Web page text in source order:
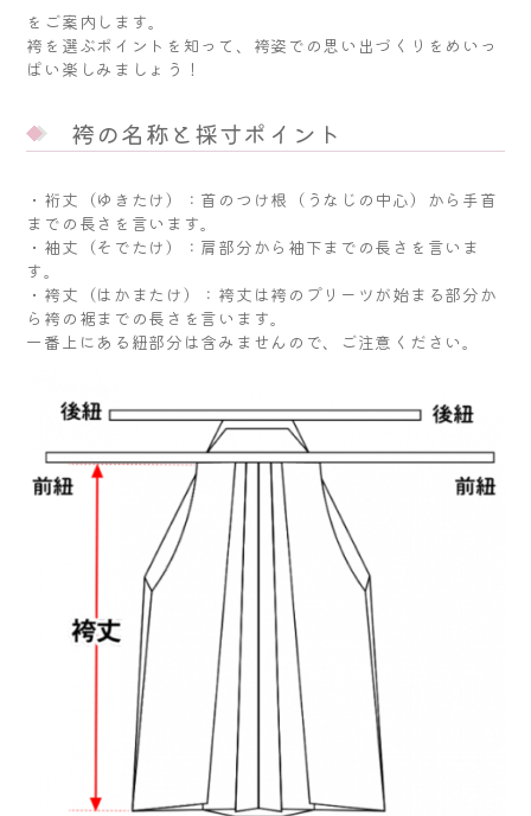
をご案内します。
袴を選ぶポイントを知って、袴姿での思い出づくりをめいっ
ぱい楽しみましょう！
袴の名称と採寸ポイント
・裄丈（ゆきたけ）：首のつけ根（うなじの中心）から手首
までの長さを言います。
・袖丈（そでたけ）：肩部分から袖下までの長さを言いま
す。
・袴丈（はかまたけ）：袴丈は袴のプリーツが始まる部分か
ら袴の裾までの長さを言います。
一番上にある紐部分は含みませんので、ご注意ください。